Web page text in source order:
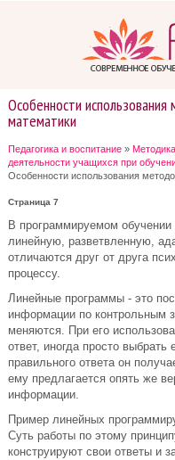
Особенности
математики
Педагогика и воспитание »
деятельности учащихся при
Особенности использования
Страница 7
В программируемом
линейную, разветвленную,
отличаются друг от друга
процессу.
Линейные программы - это
информации по контрольным
меняются. При его
ответ, иногда просто
правильного ответа он
ему предлагается опять же
информации.
Пример линейных
Суть работы по этому
конструируют свои ответы и